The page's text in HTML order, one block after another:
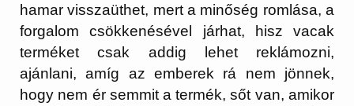
hamar visszaüthet, mert a minőség romlása, a
forgalom csökkenésével járhat, hisz vacak
terméket csak addig lehet reklámozni,
ajánlani, amíg az emberek rá nem jönnek,
hogy nem ér semmit a termék, sőt van, amikor